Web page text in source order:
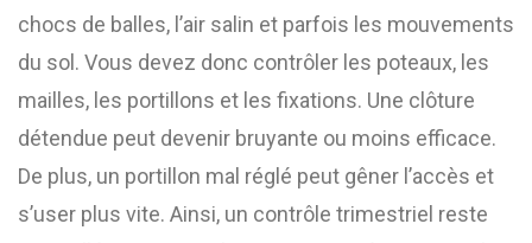
chocs de balles, l’air salin et parfois les mouvements
du sol. Vous devez donc contrôler les poteaux, les
mailles, les portillons et les fixations. Une clôture
détendue peut devenir bruyante ou moins efficace.
De plus, un portillon mal réglé peut gêner l’accès et
s’user plus vite. Ainsi, un contrôle trimestriel reste